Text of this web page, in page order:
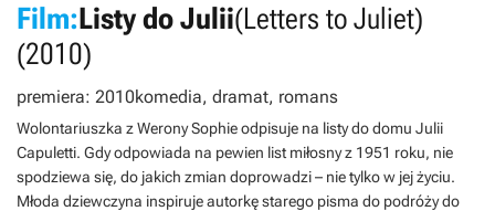
Film:Listy do Julii(Letters to Juliet)
(2010)
premiera: 2010komedia, dramat, romans
Wolontariuszka z Werony Sophie odpisuje na listy do domu Julii
Capuletti. Gdy odpowiada na pewien list miłosny z 1951 roku, nie
spodziewa się, do jakich zmian doprowadzi – nie tylko w jej życiu.
Młoda dziewczyna inspiruje autorkę starego pisma do podróży do